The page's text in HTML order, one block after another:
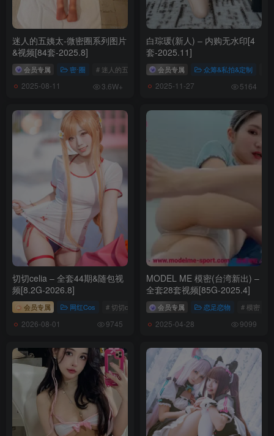
迷人的五姨太-微密圈系列图片
&视频[84套-2025.8]
会员专属 密⋅圈 # 迷人的五姨太
2025-08-11 3.6W+
白琮瑗(新人) – 内购无水印[4
套-2025.11]
会员专属 众筹&私拍&定制
2025-11-27 5164
切切celia – 全套44期&随包视
频[8.2G-2026.8]
会员专属 网红Cos # 切切celia
2026-08-01 9745
MODEL ME 模密(台湾新出) –
全套28套视频[85G-2025.4]
会员专属 恋足恋物 # 模密
2025-04-28 9099